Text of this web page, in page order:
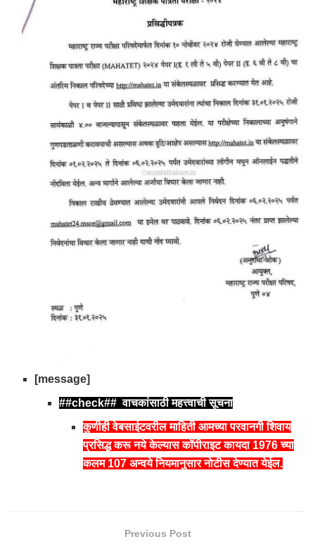
[message]
##check## वाचकांसाठी महत्त्वाची सूचना
कुणीही वेबसाईटवरील माहिती आमच्या परवानगी शिवाय
प्रसिद्ध करू नये केल्यास कॉपीराइट कायदा 1976 च्या
कलम 107 अन्वये नियमानुसार नोटीस देण्यात येईल.
Previous Post